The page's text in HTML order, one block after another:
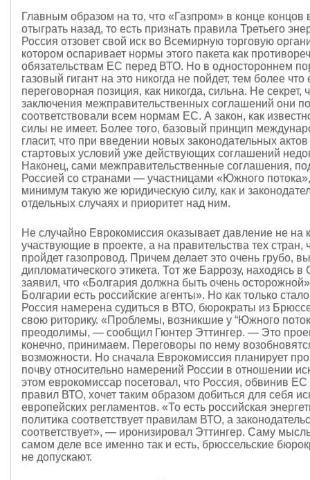
Главным образом на то, что «Газпром» в конце концов
отыграть назад, то есть признать правила Третьего
Россия отзовет свой иск во Всемирную торговую
котором оспаривает нормы этого пакета как
обязательствам ЕС перед ВТО. Но в одностороннем
газовый гигант на это никогда не пойдет, тем более что
переговорная позиция, как никогда, сильна. Не секрет,
заключения межправительственных соглашений они
соответствовали всем нормам ЕС. А закон, как
силы не имеет. Более того, базовый принцип
гласит, что при введении новых законодательных
стартовых условий уже действующих соглашений
Наконец, сами межправительственные соглашения,
Россией со странами — участницами «Южного
минимум такую же юридическую силу, как и
отдельных случаях и приоритет над ним.
Не случайно Еврокомиссия оказывает давление не на
участвующие в проекте, а на правительства тех стран,
пройдет газопровод. Причем делает это очень грубо,
дипломатического этикета. Тот же Баррозу, находясь
заявил, что «Болгария должна быть очень
Болгарии есть российские агенты». Но как только
Россия намерена судиться в ВТО, бюрократы из
свою риторику. «Проблемы, возникшие у “Южного
преодолимы, — сообщил Гюнтер Эттингер. — Это
конечно, принимаем. Переговоры по нему
возможности. Но сначала Еврокомиссия планирует
почву относительно намерений России в отношении
этом еврокомиссар посетовал, что Россия, обвинив
правил ВТО, хочет таким образом добиться для себя
европейских регламентов. «То есть российская
политика соответствует правилам ВТО, а
соответствует», — иронизировал Эттингер. Саму
самом деле все именно так и есть, брюссельские
не допускают.